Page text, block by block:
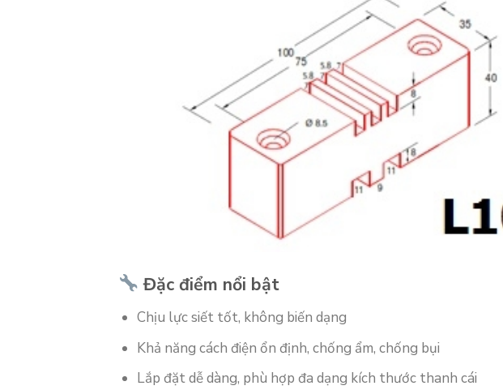
Đặc điểm nổi bật
Chịu lực siết tốt, không biến dạng
Khả năng cách điện ổn định, chống ẩm, chống bụi
Lắp đặt dễ dàng, phù hợp đa dạng kích thước thanh cái